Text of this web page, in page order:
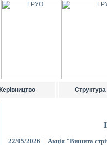
Керівництво
22/05/2026 | Акція "Вишита